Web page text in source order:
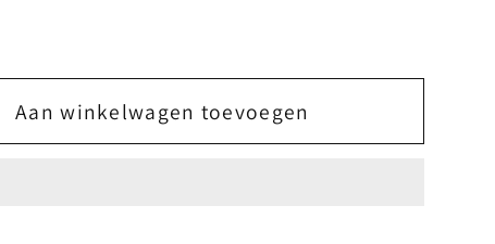
Aan winkelwagen toevoegen